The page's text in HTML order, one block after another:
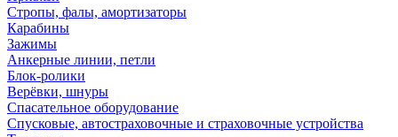
Стропы, фалы, амортизаторы
Карабины
Зажимы
Анкерные линии, петли
Блок-ролики
Верёвки, шнуры
Спасательное оборудование
Спусковые, автостраховочные и страховочные устройства